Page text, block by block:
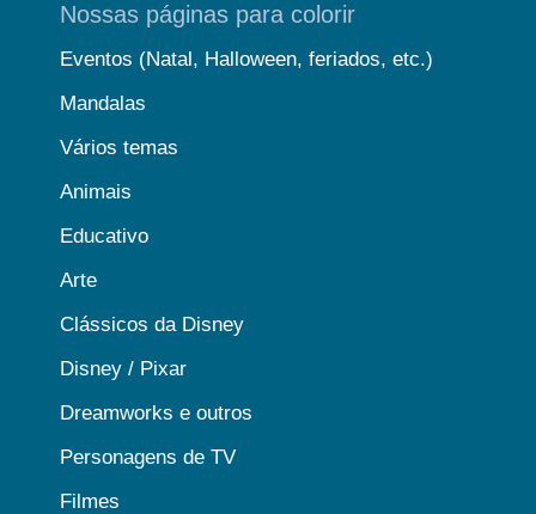
Nossas páginas para colorir
Eventos (Natal, Halloween, feriados, etc.)
Mandalas
Vários temas
Animais
Educativo
Arte
Clássicos da Disney
Disney / Pixar
Dreamworks e outros
Personagens de TV
Filmes